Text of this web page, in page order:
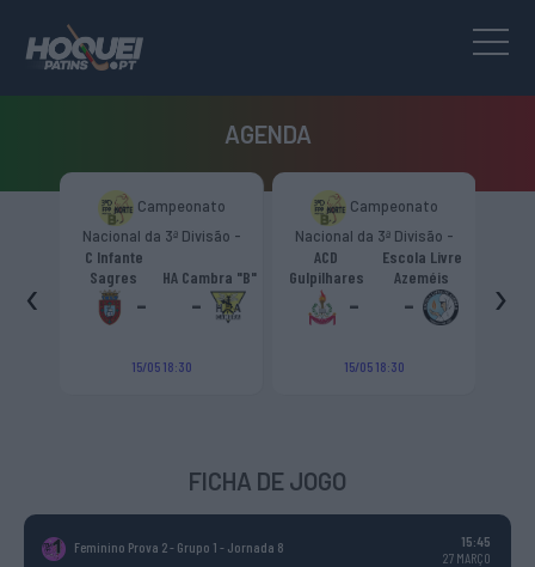
AGENDA
Campeonato
Nacional da 3ª Divisão -
Zona Norte “B”
C Infante
Sagres
-
HA Cambra "B"
-
15/05 18:30
Campeonato
Nacional da 3ª Divisão -
Zona Norte “B”
ACD
Gulpilhares
-
Escola Livre
Azeméis
-
15/05 18:30
‹ ›
FICHA DE JOGO
Feminino Prova 2 - Grupo 1 - Jornada 8
15:45
27 MARÇO